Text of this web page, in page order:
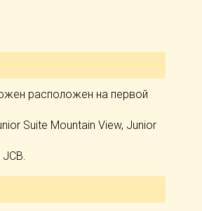
расположен на первой
Suite Mountain View, Junior